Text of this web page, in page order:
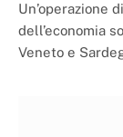
Un’operazione
dell’economia
Veneto e